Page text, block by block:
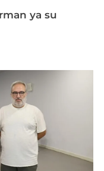
ya su